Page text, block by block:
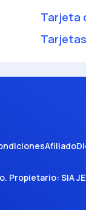
Tarjeta
Afiliado
. Propietario: SIA